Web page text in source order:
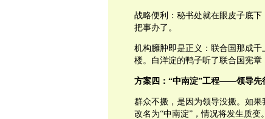
战略便利：秘书处就在眼皮子底
把事办了。
机构臃肿即是正义：联合国那成
楼。白洋淀的鸭子听了联合国宪章
方案四：“中南淀”工程——领导先
群众不搬，是因为领导没搬。如果
改名为“中南淀”，情况将发生质变。